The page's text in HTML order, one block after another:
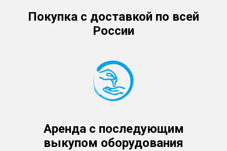
Покупка с доставкой по всей
России
Аренда с последующим
выкупом оборудования